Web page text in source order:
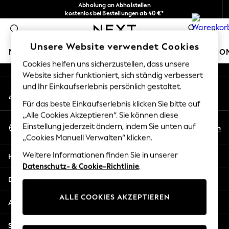
Abholung an Abholstellen
kostenlos bei Bestellungen ab 40 €*
Problemlose Rückgaben*
0
MÄDCHEN JUNGEN BABY DAMEN HERREN
HOLIDAY SHOP
Women's Holiday Shop
All Swimwear
All Beachwear
Bags & Accessories
Beach Dresses & Kaftans
Dresses
Flip Flops
Linen Collection
Sandals
Shorts
An error occurred on client
Unsere sozialen Netzwerke
Mein Konto
Melden Sie sich bei Ihrem Konto an
Sprache Auswählen
Deutsch
En
Hilfe
Datenschutz und Rechtliches
Abteilungen
Sonstige Dienstleistungen
Unsere Website verwendet Cookies
Cookies helfen uns sicherzustellen, dass unsere
Website sicher funktioniert, sich ständig verbessert
und Ihr Einkaufserlebnis persönlich gestaltet.
Für das beste Einkaufserlebnis klicken Sie bitte auf
„Alle Cookies Akzeptieren“. Sie können diese
Einstellung jederzeit ändern, indem Sie unten auf
„Cookies Manuell Verwalten“ klicken.
Weitere Informationen finden Sie in unserer
Datenschutz- & Cookie-Richtlinie.
ALLE COOKIES AKZEPTIEREN